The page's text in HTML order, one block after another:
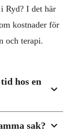
Ryd? I det här
kostnader för
och terapi.
hos en
sak?